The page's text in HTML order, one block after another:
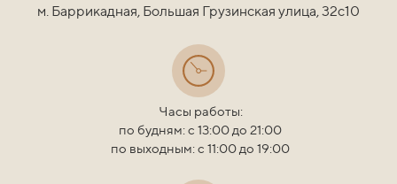
м. Баррикадная, Большая Грузинская улица, 32с10
Часы работы:
по будням: с 13:00 до 21:00
по выходным: с 11:00 до 19:00